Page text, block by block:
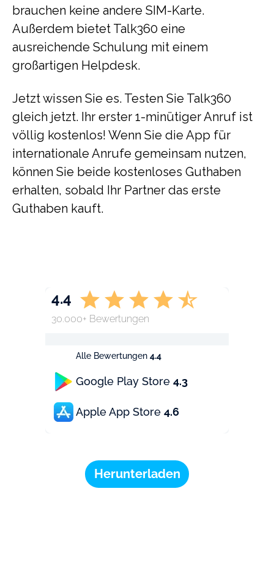
brauchen keine andere SIM-Karte.
Außerdem bietet Talk360 eine
ausreichende Schulung mit einem
großartigen Helpdesk.
Jetzt wissen Sie es. Testen Sie Talk360
gleich jetzt. Ihr erster 1-minütiger Anruf ist
völlig kostenlos! Wenn Sie die App für
internationale Anrufe gemeinsam nutzen,
können Sie beide kostenloses Guthaben
erhalten, sobald Ihr Partner das erste
Guthaben kauft.
Alle Bewertungen 4.4
Google Play Store 4.3
Apple App Store 4.6
4.4
30.000+ Bewertungen
Herunterladen